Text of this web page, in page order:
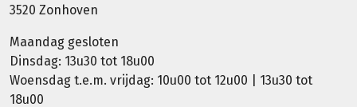
3520 Zonhoven
Maandag gesloten
Dinsdag: 13u30 tot 18u00
Woensdag t.e.m. vrijdag: 10u00 tot 12u00 | 13u30 tot
18u00